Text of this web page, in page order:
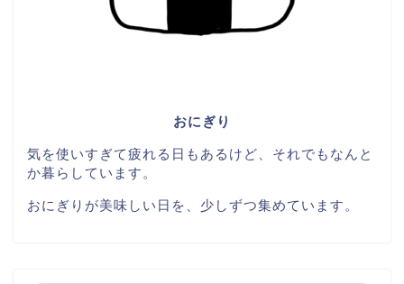
おにぎり
気を使いすぎて疲れる日もあるけど、それでもなんと
か暮らしています。
おにぎりが美味しい日を、少しずつ集めています。